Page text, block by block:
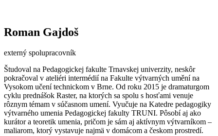
Roman Gajdoš
externý spolupracovník
Študoval na Pedagogickej fakulte Trnavskej univerzity, neskôr
pokračoval v ateliéri intermédií na Fakulte výtvarných umění na
Vysokom učení technickom v Brne. Od roku 2015 je dramaturgom
cyklu prednášok Raster, na ktorých sa spolu s hosťami venuje
rôznym témam v súčasnom umení. Vyučuje na Katedre pedagogiky
výtvarného umenia Pedagogickej fakulty TRUNI. Pôsobí aj ako
kurátor a teoretik umenia, pričom je sám aj aktívnym výtvarníkom –
maliarom, ktorý vystavuje najmä v domácom a českom prostredí.